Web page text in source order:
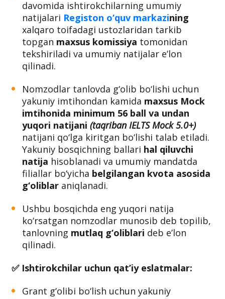
davomida ishtirokchilarning umumiy
natijalari Registon o‘quv markazining
xalqaro toifadagi ustozlaridan tarkib
topgan maxsus komissiya tomonidan
tekshiriladi va umumiy natijalar e’lon
qilinadi.
Nomzodlar tanlovda g‘olib bo‘lishi uchun
yakuniy imtihondan kamida maxsus Mock
imtihonida minimum 56 ball va undan
yuqori natijani (taqriban IELTS Mock 5.0+)
natijani qo‘lga kiritgan bo‘lishi talab etiladi.
Yakuniy bosqichning ballari hal qiluvchi
natija hisoblanadi va umumiy mandatda
filiallar bo‘yicha belgilangan kvota asosida
g‘oliblar aniqlanadi.
Ushbu bosqichda eng yuqori natija
ko‘rsatgan nomzodlar munosib deb topilib,
tanlovning mutlaq g‘oliblari deb e’lon
qilinadi.
✅ Ishtirokchilar uchun qat’iy eslatmalar:
Grant g‘olibi bo‘lish uchun yakuniy